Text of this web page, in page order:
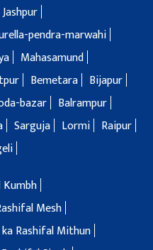
Jashpur
pendra-marwahi
Mahasamund
Bemetara
Bijapur
bazar
Balrampur
Sarguja Lormi
Raipur
Mesh
Rashifal Mithun